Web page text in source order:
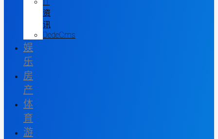
资
讯
DedeCms
娱
乐
房
产
体
育
游